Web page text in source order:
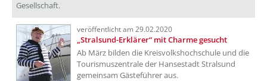
Gesellschaft.
veröffentlicht am 29.02.2020
„Stralsund-Erklärer“ mit Charme gesucht
Ab März bilden die Kreisvolkshochschule und die
Tourismuszentrale der Hansestadt Stralsund
gemeinsam Gästeführer aus.